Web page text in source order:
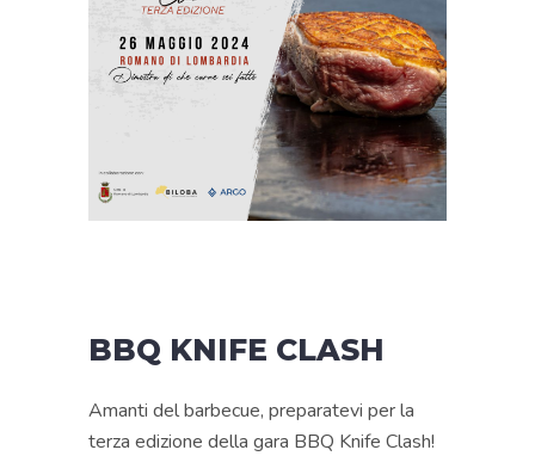
BBQ KNIFE CLASH
Amanti del barbecue, preparatevi per la
terza edizione della gara BBQ Knife Clash!